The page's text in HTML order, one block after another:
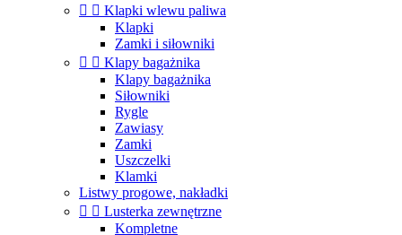
  Klapki wlewu paliwa
Klapki
Zamki i siłowniki
  Klapy bagażnika
Klapy bagażnika
Siłowniki
Rygle
Zawiasy
Zamki
Uszczelki
Klamki
Listwy progowe, nakładki
  Lusterka zewnętrzne
Kompletne